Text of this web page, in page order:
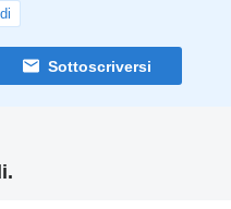
Sottoscriversi